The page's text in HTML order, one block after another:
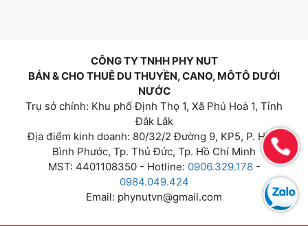
CÔNG TY TNHH PHY NUT
BÁN & CHO THUÊ DU THUYỀN, CANO, MÔTÔ DƯỚI
NƯỚC
Trụ sở chính: Khu phố Định Thọ 1, Xã Phú Hoà 1, Tỉnh
Đắk Lắk
Địa điểm kinh doanh: 80/32/2 Đường 9, KP5, P. Hiệp
Bình Phước, Tp. Thủ Đức, Tp. Hồ Chí Minh
MST: 4401108350 - Hotline: 0906.329.178-
0984.049.424
Email: phynutvn@gmail.com